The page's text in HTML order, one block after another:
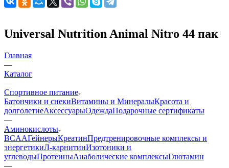
Universal Nutrition Animal Nitro 44 пак
Главная
—
Каталог
—
Спортивное питание
Батончики и снекиВитамины и МинералыКрасота и
долголетиеАксессуарыОдеждаПодарочные сертификаты
—
Аминокислоты
BCAAГейнерыКреатинПредтренировочные комплексы и
энергетикиЛ-карнитинИзотоники и
углеводыПротеиныАнаболические комплексыГлютамин
—